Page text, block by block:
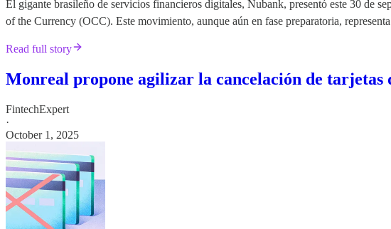
El gigante brasileño de servicios financieros digitales, Nubank, presentó este 30 de
of the Currency (OCC). Este movimiento, aunque aún en fase preparatoria,
Read full story
Monreal propone agilizar la cancelación de tarjetas
FintechExpert
·
October 1, 2025